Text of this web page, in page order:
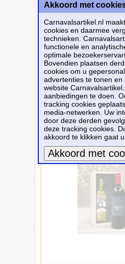
Alle carnavalsartikelen in
hieronder op een rij.
Verschillende Kleuren
Zwart
7.552
Rood
2.604
Roze
2.397
Blauw
2.241
Wit
1.880
Goud
1.673
Groen
1.383
Oranje
1.286
Neon
1.159
Zilver
1.095
Geel
917
873
558
548
143
1.880
Vorige -1-2- 3-4-5 ...
Wijnpakket met
Kaap - Wit en rood
Akkoord met
Carnavalsartikel.nl
cookies en daarmee
technieken.
functionele en
optimale
Bovendien plaatsen
cookies om u
advertenties te tonen en
website
aanbiedingen te doen.
tracking cookies
media-netwerken. Uw
door deze derden
deze tracking cookies.
akkoord te klikken gaat
Meer informatie